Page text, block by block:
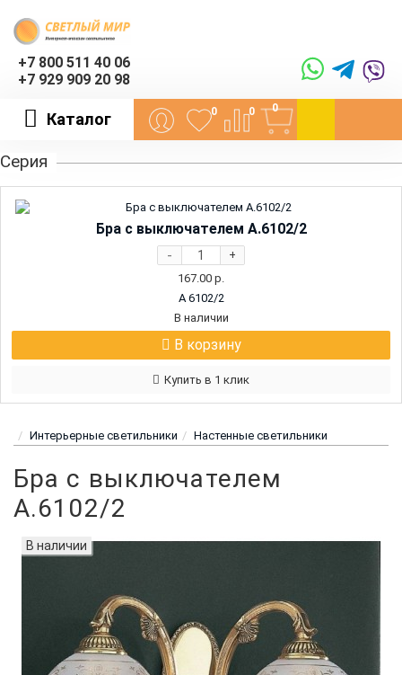
+7 800 511 40 06
+7 929 909 20 98
Каталог 0 0 0
Серия
Бра с выключателем A.6102/2
- +
167.00 р.
A 6102/2
В наличии
В корзину
Купить в 1 клик
Интерьерные светильники Настенные светильники
Бра с выключателем
A.6102/2
В наличии